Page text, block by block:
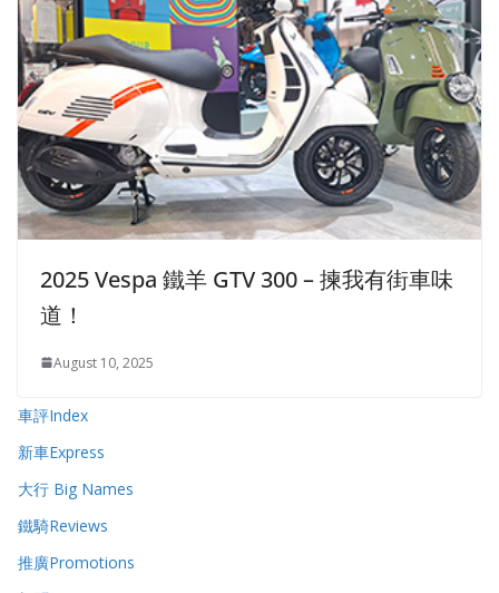
2025 Vespa 鐵羊 GTV 300 – 揀我有街車味
道！
August 10, 2025
車評Index
新車Express
大行 Big Names
鐵騎Reviews
推廣Promotions